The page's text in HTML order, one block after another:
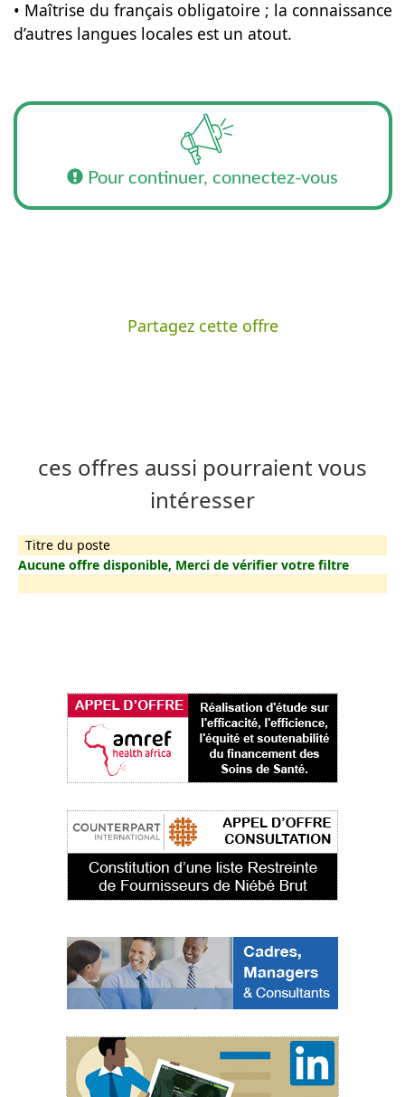
• Maîtrise du français obligatoire ; la connaissance
d’autres langues locales est un atout.
Pour continuer, connectez-vous
Partagez cette offre
ces offres aussi pourraient vous
intéresser
Titre du poste
Aucune offre disponible, Merci de vérifier votre filtre